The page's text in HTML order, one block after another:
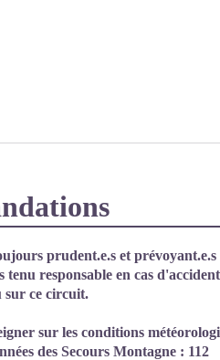
prudent.e.s et
tenu responsable en cas
sur ce circuit.
sur les conditions
des Secours Montagne : 112